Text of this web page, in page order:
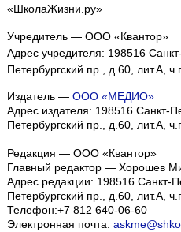
«ШколаЖизни.ру»
Учредитель — ООО «Квантор»
Адрес учредителя: 198516
Петербургский пр., д.60, лит.А,
Издатель — ООО «МЕДИО»
Адрес издателя: 198516 Санкт-
Петербургский пр., д.60, лит.А,
Редакция — ООО «Квантор»
Главный редактор — Хорошев
Адрес редакции: 198516 Санкт-
Петербургский пр., д.60, лит.А,
Телефон:+7 812 640-06-60
Электронная почта: